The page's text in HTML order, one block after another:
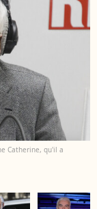
Catherine, qu'il a